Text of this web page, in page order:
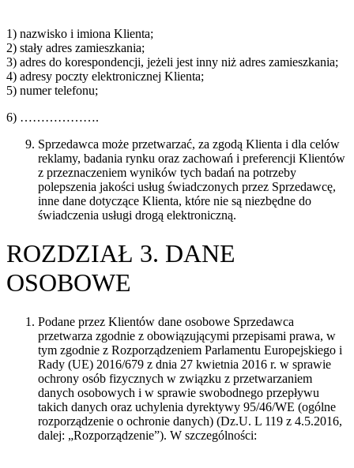
1) nazwisko i imiona Klienta;
2) stały adres zamieszkania;
3) adres do korespondencji, jeżeli jest inny niż adres zamieszkania;
4) adresy poczty elektronicznej Klienta;
5) numer telefonu;
6) ……………….
Sprzedawca może przetwarzać, za zgodą Klienta i dla celów
reklamy, badania rynku oraz zachowań i preferencji Klientów
z przeznaczeniem wyników tych badań na potrzeby
polepszenia jakości usług świadczonych przez Sprzedawcę,
inne dane dotyczące Klienta, które nie są niezbędne do
świadczenia usługi drogą elektroniczną.
ROZDZIAŁ 3. DANE
OSOBOWE
Podane przez Klientów dane osobowe Sprzedawca
przetwarza zgodnie z obowiązującymi przepisami prawa, w
tym zgodnie z Rozporządzeniem Parlamentu Europejskiego i
Rady (UE) 2016/679 z dnia 27 kwietnia 2016 r. w sprawie
ochrony osób fizycznych w związku z przetwarzaniem
danych osobowych i w sprawie swobodnego przepływu
takich danych oraz uchylenia dyrektywy 95/46/WE (ogólne
rozporządzenie o ochronie danych) (Dz.U. L 119 z 4.5.2016,
dalej: „Rozporządzenie”). W szczególności: